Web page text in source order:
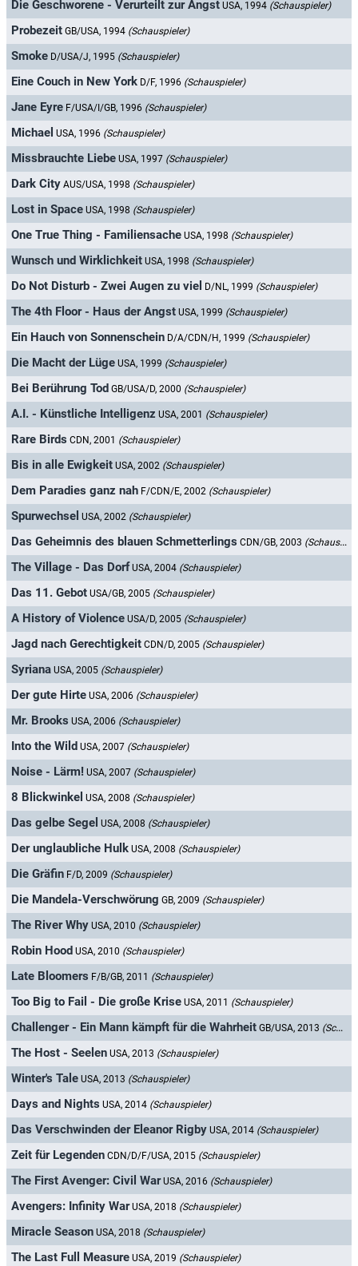
Die Geschworene - Verurteilt zur Angst USA, 1994 (Schauspieler)
Probezeit GB/USA, 1994 (Schauspieler)
Smoke D/USA/J, 1995 (Schauspieler)
Eine Couch in New York D/F, 1996 (Schauspieler)
Jane Eyre F/USA/I/GB, 1996 (Schauspieler)
Michael USA, 1996 (Schauspieler)
Missbrauchte Liebe USA, 1997 (Schauspieler)
Dark City AUS/USA, 1998 (Schauspieler)
Lost in Space USA, 1998 (Schauspieler)
One True Thing - Familiensache USA, 1998 (Schauspieler)
Wunsch und Wirklichkeit USA, 1998 (Schauspieler)
Do Not Disturb - Zwei Augen zu viel D/NL, 1999 (Schauspieler)
The 4th Floor - Haus der Angst USA, 1999 (Schauspieler)
Ein Hauch von Sonnenschein D/A/CDN/H, 1999 (Schauspieler)
Die Macht der Lüge USA, 1999 (Schauspieler)
Bei Berührung Tod GB/USA/D, 2000 (Schauspieler)
A.I. - Künstliche Intelligenz USA, 2001 (Schauspieler)
Rare Birds CDN, 2001 (Schauspieler)
Bis in alle Ewigkeit USA, 2002 (Schauspieler)
Dem Paradies ganz nah F/CDN/E, 2002 (Schauspieler)
Spurwechsel USA, 2002 (Schauspieler)
Das Geheimnis des blauen Schmetterlings CDN/GB, 2003 (Schauspieler)
The Village - Das Dorf USA, 2004 (Schauspieler)
Das 11. Gebot USA/GB, 2005 (Schauspieler)
A History of Violence USA/D, 2005 (Schauspieler)
Jagd nach Gerechtigkeit CDN/D, 2005 (Schauspieler)
Syriana USA, 2005 (Schauspieler)
Der gute Hirte USA, 2006 (Schauspieler)
Mr. Brooks USA, 2006 (Schauspieler)
Into the Wild USA, 2007 (Schauspieler)
Noise - Lärm! USA, 2007 (Schauspieler)
8 Blickwinkel USA, 2008 (Schauspieler)
Das gelbe Segel USA, 2008 (Schauspieler)
Der unglaubliche Hulk USA, 2008 (Schauspieler)
Die Gräfin F/D, 2009 (Schauspieler)
Die Mandela-Verschwörung GB, 2009 (Schauspieler)
The River Why USA, 2010 (Schauspieler)
Robin Hood USA, 2010 (Schauspieler)
Late Bloomers F/B/GB, 2011 (Schauspieler)
Too Big to Fail - Die große Krise USA, 2011 (Schauspieler)
Challenger - Ein Mann kämpft für die Wahrheit GB/USA, 2013 (Schauspieler)
The Host - Seelen USA, 2013 (Schauspieler)
Winter's Tale USA, 2013 (Schauspieler)
Days and Nights USA, 2014 (Schauspieler)
Das Verschwinden der Eleanor Rigby USA, 2014 (Schauspieler)
Zeit für Legenden CDN/D/F/USA, 2015 (Schauspieler)
The First Avenger: Civil War USA, 2016 (Schauspieler)
Avengers: Infinity War USA, 2018 (Schauspieler)
Miracle Season USA, 2018 (Schauspieler)
The Last Full Measure USA, 2019 (Schauspieler)